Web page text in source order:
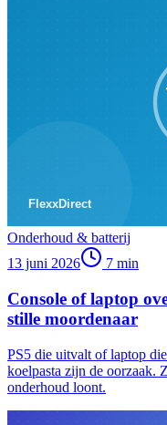
Onderhoud & batterij
13 juni 2026
7 min
Console of laptop
stille moordenaar
PS5 die uitvalt of laptop
koelpasta zijn de oorzaak.
onderhoud loont.